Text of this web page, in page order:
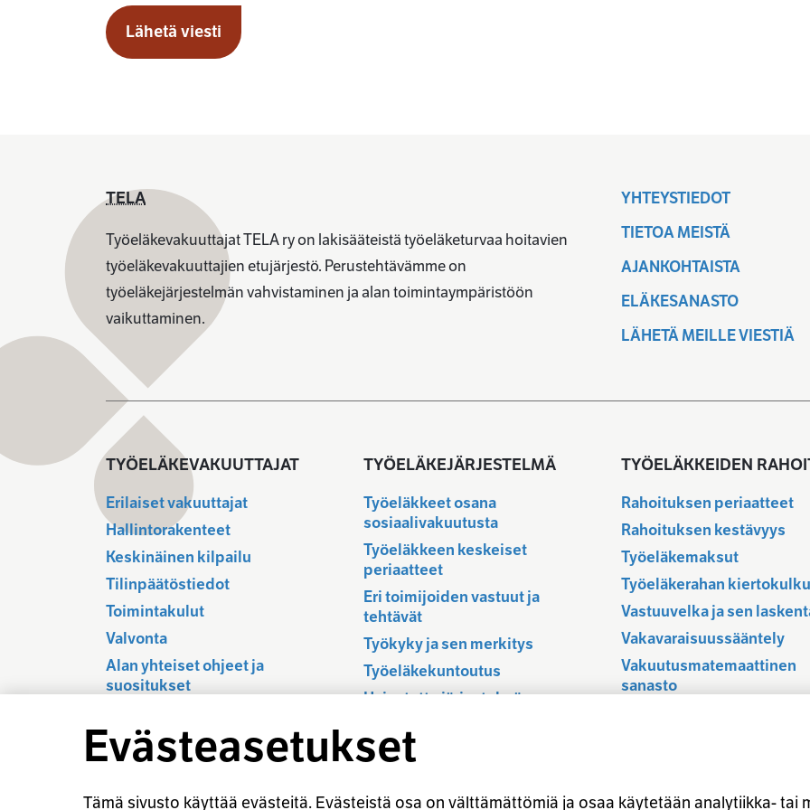
TELA
Työeläkevakuuttajat TELA ry on lakisääteistä työeläketurvaa hoitavien
työeläkevakuuttajien etujärjestö. Perustehtävämme on
työeläkejärjestelmän vahvistaminen ja alan toimintaympäristöön
vaikuttaminen.
YHTEYSTIEDOT
TIETOA MEISTÄ
AJANKOHTAISTA
ELÄKESANASTO
LÄHETÄ MEILLE VIESTIÄ
TYÖELÄKEVAKUUTTAJAT
Erilaiset vakuuttajat
Hallintorakenteet
Keskinäinen kilpailu
Tilinpäätöstiedot
Toimintakulut
Valvonta
Alan yhteiset ohjeet ja
suositukset
TYÖELÄKEJÄRJESTELMÄ
Työeläkkeet osana
sosiaalivakuutusta
Työeläkkeen keskeiset
periaatteet
Eri toimijoiden vastuut ja
tehtävät
Työkyky ja sen merkitys
Työeläkekuntoutus
Hajautettu järjestelmä
Järjestelmän historia
TYÖELÄKKEIDEN
Rahoituksen periaatteet
Rahoituksen kestävyys
Työeläkemaksut
Työeläkerahan kiertokulku
Vastuuvelka ja sen
Vakavaraisuussääntely
Vakuutusmatemaattinen
sanasto
Evästeasetukset
Tämä sivusto käyttää evästeitä. Evästeistä osa on välttämättömiä ja osaa käytetään analytiikka- tai